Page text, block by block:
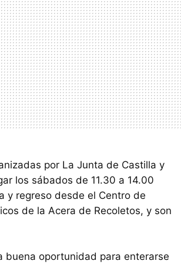
por La Junta de Castilla y
los sábados de 11.30 a 14.00
y regreso desde el Centro de
de la Acera de Recoletos, y son
buena oportunidad para enterarse